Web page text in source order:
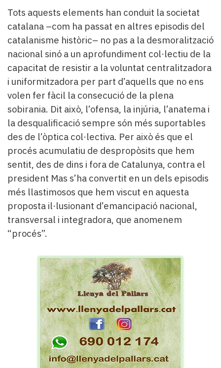
Tots aquests elements han conduit la societat
catalana –com ha passat en altres episodis del
catalanisme històric– no pas a la desmoralització
nacional sinó a un aprofundiment col·lectiu de la
capacitat de resistir a la voluntat centralitzadora
i uniformitzadora per part d’aquells que no ens
volen fer fàcil la consecució de la plena
sobirania. Dit això, l’ofensa, la injúria, l’anatema i
la desqualificació sempre són més suportables
des de l’òptica col·lectiva. Per això és que el
procés acumulatiu de despropòsits que hem
sentit, des de dins i fora de Catalunya, contra el
president Mas s’ha convertit en un dels episodis
més llastimosos que hem viscut en aquesta
proposta il·lusionant d’emancipació nacional,
transversal i integradora, que anomenem
“procés”.